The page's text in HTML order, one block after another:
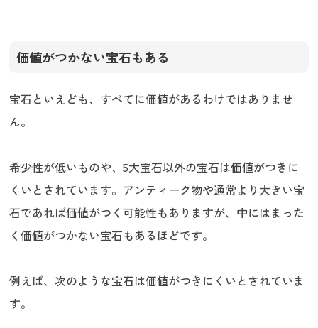
価値がつかない宝石もある
宝石といえども、すべてに価値があるわけではありませ
ん。
希少性が低いものや、5大宝石以外の宝石は価値がつきに
くいとされています。アンティーク物や通常より大きい宝
石であれば価値がつく可能性もありますが、中にはまった
く価値がつかない宝石もあるほどです。
例えば、次のような宝石は価値がつきにくいとされていま
す。